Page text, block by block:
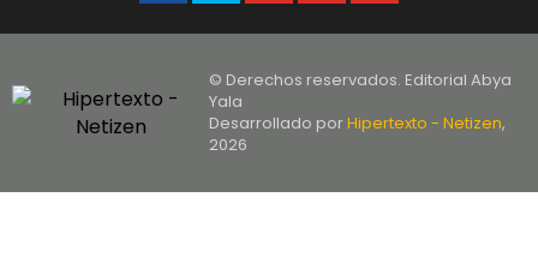
© Derechos reservados. Editorial Abya
Yala
Desarrollado porHipertexto - Netizen,
2026